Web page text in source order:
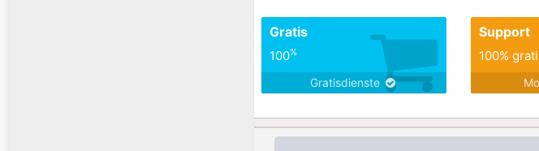
Gratis
100%
Gratisdienste
Support
100%